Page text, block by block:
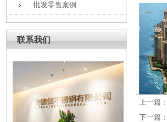
批发零售案例
联系我们
上一篇：
下一篇：